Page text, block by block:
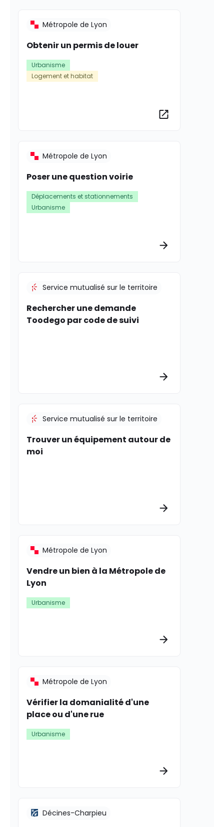
Obtenir un permis de louer
Métropole de Lyon
Urbanisme
Logement et habitat
Poser une question voirie
Métropole de Lyon
Déplacements et stationnements
Urbanisme
Rechercher une demande
Toodego par code de suivi
Service mutualisé sur le territoire
Trouver un équipement autour de
moi
Service mutualisé sur le territoire
Vendre un bien à la Métropole de
Lyon
Métropole de Lyon
Urbanisme
Vérifier la domanialité d'une
place ou d'une rue
Métropole de Lyon
Urbanisme
Décines-Charpieu